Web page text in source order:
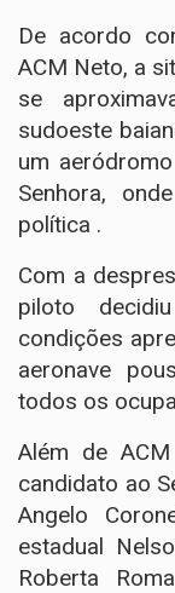
De acordo
ACM Neto, a
se
sudoeste
um
Senhora,
política .
Com a
piloto
condições
aeronave
todos os
Além de
candidato ao
Angelo
estadual
Roberta